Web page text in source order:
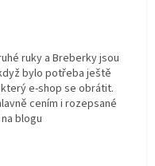
5 hvězdiček.
ruky a Breberky jsou
bylo potřeba ještě
e-shop se obrátit.
cením i rozepsané
blogu